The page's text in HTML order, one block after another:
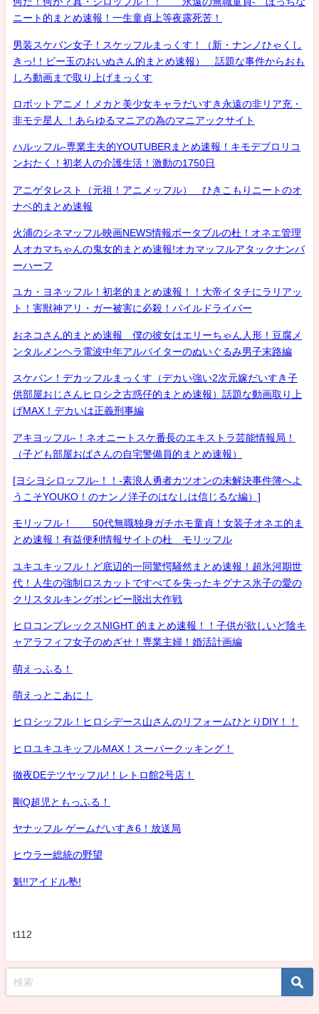
ニート的まとめ速報！一生童貞上等夜露死苦！
男装スケバン女子！スケッフルまっくす！（新・ナンノひゃくし
きっ!！ビー玉のおいぬさん的まとめ速報） 話題な事件からおも
しろ動画まで取り上げまっくす
ロボットアニメ！メカと美少女キャラだいすき永遠の非リア充・
非モテ星人 ！あらゆるマニアの為のマニアックサイト
ハルッフル-専業主夫的YOUTUBERまとめ速報！キモデブロリコ
ンおたく！初老人の介護生活！激動の1750日
アニゲタレスト（元祖！アニメッフル） ひきこもりニートのオ
ナベ的まとめ速報
火浦のシネマッフル映画NEWS情報ポータブルの杜！オネエ管理
人オカマちゃんの鬼女的まとめ速報!オカマッフルアタックナンバ
ーハーフ
ユカ・ヨネッフル！初老的まとめ速報！！大帝イタチにラリアッ
ト！害獣神アリ・ガー被害に必殺！パイルドライバー
おネコさん的まとめ速報 僕の彼女はエリーちゃん人形！豆腐メ
ンタルメンヘラ電波中年アルバイターのぬいぐるみ男子末路編
スケバン！デカッフルまっくす（デカい強い2次元嫁だいすき子
供部屋おじさんヒロシ之古惑仔的まとめ速報）話題な動画取り上
げMAX！デカいは正義刑事編
アキヨッフル-！ネオニートスケ番長のエキストラ芸能情報局！
（子ども部屋おばさんの自宅警備員的まとめ速報）
[ヨシヨシロッフル-！！-素浪人勇者カツオンの未解決事件簿へよ
うこそYOUKO！のナンノ洋子のはなしは信じるな編）]
モリッフル！ 50代無職独身ガチホモ童貞！女装子オネエ的ま
とめ速報！有益便利情報サイトの杜 モリッフル
ユキユキッフル！ど底辺的一同驚愕騒然まとめ速報！超氷河期世
代！人生の強制ロスカットですべてを失ったキグナス氷子の愛の
クリスタルキングボンビー脱出大作戦
ヒロコンプレックスNIGHT 的まとめ速報！！子供が欲しいど陰キ
ャアラフィフ女子のめざせ！専業主婦！婚活計画編
萌えっふる！
萌えっとこあに！
ヒロシッフル！ヒロシデース山さんのリフォームひとりDIY！！
ヒロユキユキッフルMAX！スーパークッキング！
徹夜DEテツヤッフル!！レトロ館2号店！
剛Q超児ともっふる！
ヤナッフル ゲームだいすき6！放送局
ヒウラー総統の野望
魁!!アイドル塾!
t112